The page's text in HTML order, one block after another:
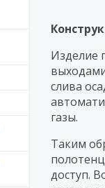
Изделие
слива
газы.
Таким
доступ.